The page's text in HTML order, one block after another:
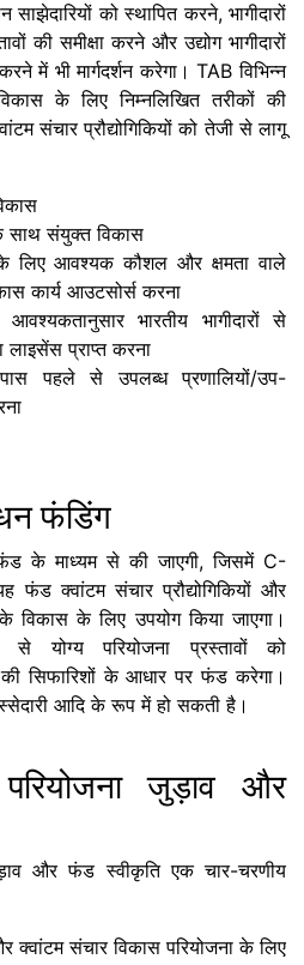
को स्थापित करने, भागीदारों
की समीक्षा करने और उद्योग भागीदारों
में भी मार्गदर्शन करेगा। TAB विभिन्न
के लिए निम्नलिखित तरीकों की
संचार प्रौद्योगिकियों को तेजी से लागू
के साथ संयुक्त विकास
लिए आवश्यक कौशल और क्षमता वाले
कार्य आउटसोर्स करना
भारतीय भागीदारों से
लाइसेंस प्राप्त करना
पास पहले से उपलब्ध प्रणालियों/उप-
फंडिंग
के माध्यम से की जाएगी, जिसमें C-
क्वांटम संचार प्रौद्योगिकियों और
विकास के लिए उपयोग किया जाएगा।
योग्य परियोजना प्रस्तावों को
सिफारिशों के आधार पर फंड करेगा।
आदि के रूप में हो सकती है।
जुड़ाव और
और फंड स्वीकृति एक चार-चरणीय
क्वांटम संचार विकास परियोजना के लिए